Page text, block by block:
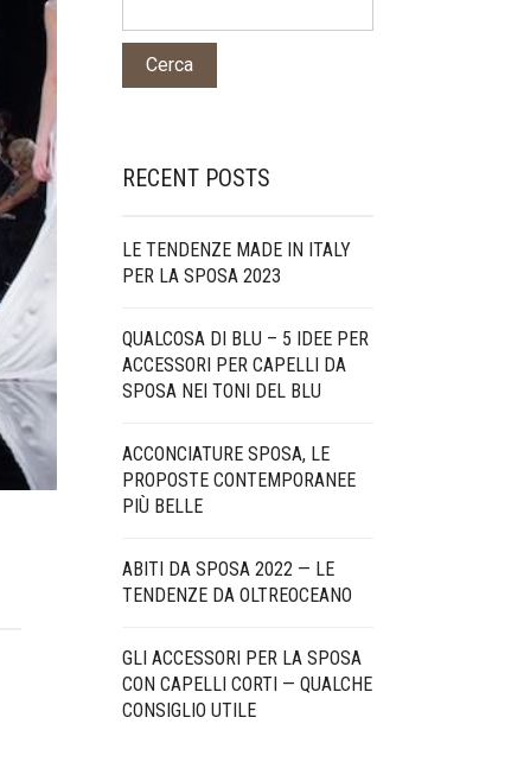
RECENT POSTS
LE TENDENZE MADE IN ITALY
PER LA SPOSA 2023
QUALCOSA DI BLU – 5 IDEE PER
ACCESSORI PER CAPELLI DA
SPOSA NEI TONI DEL BLU
ACCONCIATURE SPOSA, LE
PROPOSTE CONTEMPORANEE
PIÙ BELLE
ABITI DA SPOSA 2022 — LE
TENDENZE DA OLTREOCEANO
GLI ACCESSORI PER LA SPOSA
CON CAPELLI CORTI — QUALCHE
CONSIGLIO UTILE